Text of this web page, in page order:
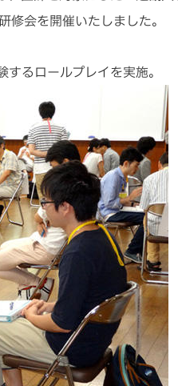
修会を開催いたしました。
るロールプレイを実施。